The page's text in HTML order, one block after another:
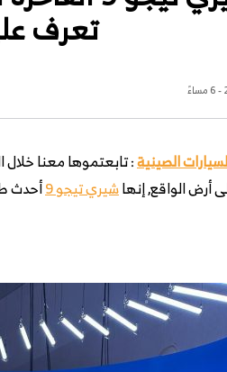
تعرف
الصينية: تابعتموها معنا خلال
أرض الواقع, إنهاشيري تيجو 9 أحدث